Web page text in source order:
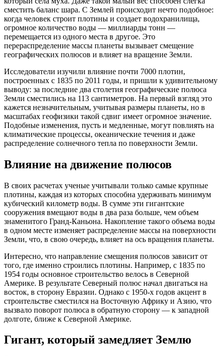
сместить баланс шара. С Землей происходит нечто подобное:
когда человек строит плотины и создает водохранилища,
огромное количество воды — миллиарды тонн —
перемещается из одного места в другое. Это
перераспределение массы планеты вызывает смещение
географических полюсов и влияет на вращение Земли.
Исследователи изучили влияние почти 7000 плотин,
построенных с 1835 по 2011 годы, и пришли к удивительному
выводу: за последние два столетия географические полюса
Земли сместились на 113 сантиметров. На первый взгляд это
кажется незначительным, учитывая размеры планеты, но в
масштабах геофизики такой сдвиг имеет огромное значение.
Подобные изменения, пусть и медленные, могут повлиять на
климатические процессы, океанические течения и даже
распределение солнечного тепла по поверхности Земли.
Влияние на движение полюсов
В своих расчетах ученые учитывали только самые крупные
плотины, каждая из которых способна удерживать минимум
кубический километр воды. В сумме эти гигантские
сооружения вмещают воды в два раза больше, чем объем
знаменитого Гранд-Каньона. Накопление такого объема воды
в одном месте изменяет распределение массы на поверхности
Земли, что, в свою очередь, влияет на ось вращения планеты.
Интересно, что направление смещения полюсов зависит от
того, где именно строились плотины. Например, с 1835 по
1954 годы основное строительство велось в Северной
Америке. В результате Северный полюс начал двигаться на
восток, в сторону Евразии. Однако с 1950-х годов акцент в
строительстве сместился на Восточную Африку и Азию, что
вызвало поворот полюса в обратную сторону — к западной
долготе, ближе к Северной Америке.
Гигант, который замедляет Землю